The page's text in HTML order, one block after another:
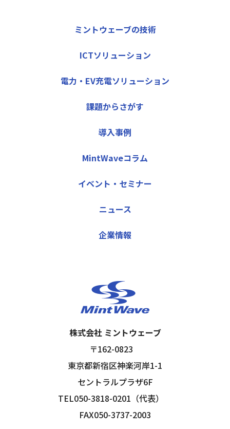
ミントウェーブの技術
ICTソリューション
電力・EV充電ソリューション
課題からさがす
導入事例
MintWaveコラム
イベント・セミナー
ニュース
企業情報
株式会社 ミントウェーブ
〒162-0823
東京都新宿区神楽河岸1-1
セントラルプラザ6F
TEL050-3818-0201（代表）
FAX050-3737-2003